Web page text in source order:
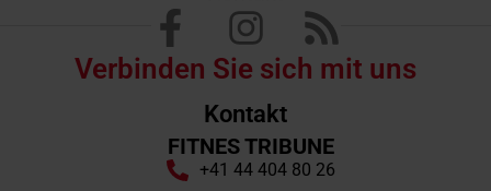
Kontakt
FITNES TRIBUNE
+41 44 404 80 26
Verbinden Sie sich mit uns